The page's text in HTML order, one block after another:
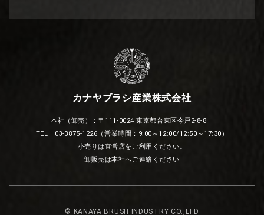
カナヤブラシ産業株式会社
本社（卸売）：〒111-0024 東京都台東区今戸2-8-8
TEL 03-3875-1226（営業時間：9:00～12:00/12:50～17:30）
小売りは直営店をご利用ください。
卸販売は本社へご連絡ください
© KANAYA BRUSH INDUSTRY CO.,LTD